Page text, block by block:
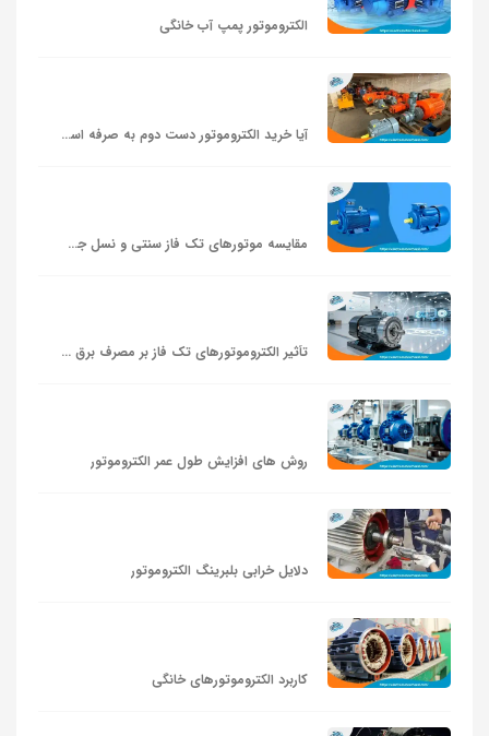
الکتروموتور پمپ آب خانگی
آیا خرید الکتروموتور دست دوم به صرفه است؟
مقایسه موتورهای تک‌ فاز سنتی و نسل جدید
تأثیر الکتروموتورهای تک‌ فاز بر مصرف برق خانگی و تجاری
روش های افزایش طول عمر الکتروموتور
دلایل خرابی بلبرینگ الکتروموتور
کاربرد الکتروموتورهای خانگی